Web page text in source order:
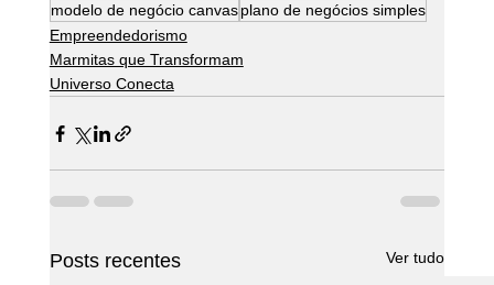
modelo de negócio canvas plano de negócios simples
Empreendedorismo
Marmitas que Transformam
Universo Conecta
Posts recentes Ver tudo